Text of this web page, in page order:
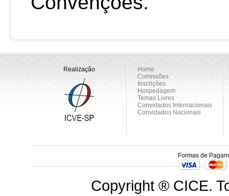
Realização
Home
Comissões
Inscrições
Hospedagem
Temas Livres
Convidados Internacionais
Convidados Nacionais
Formas de
Copyright ® CICE.